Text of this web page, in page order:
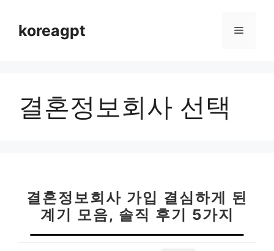
koreagpt 메
결혼정보회사 선택
결혼정보회사 가입 결심하게 된
계기 모음, 솔직 후기 5가지